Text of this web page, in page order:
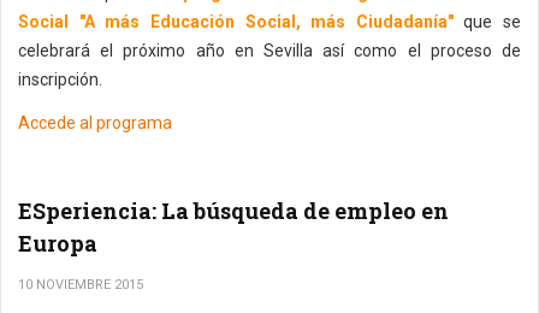
Social "A más Educación Social, más Ciudadanía"que se
celebrará el próximo año en Sevilla así como el proceso de
inscripción.
Accede al programa
ESperiencia: La búsqueda de empleo en
Europa
10 NOVIEMBRE 2015